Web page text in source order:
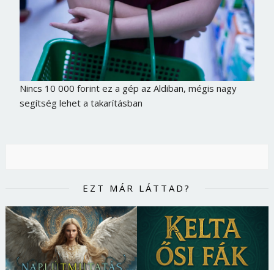
Nincs 10 000 forint ez a gép az Aldiban, mégis nagy
segítség lehet a takarításban
EZT MÁR LÁTTAD?